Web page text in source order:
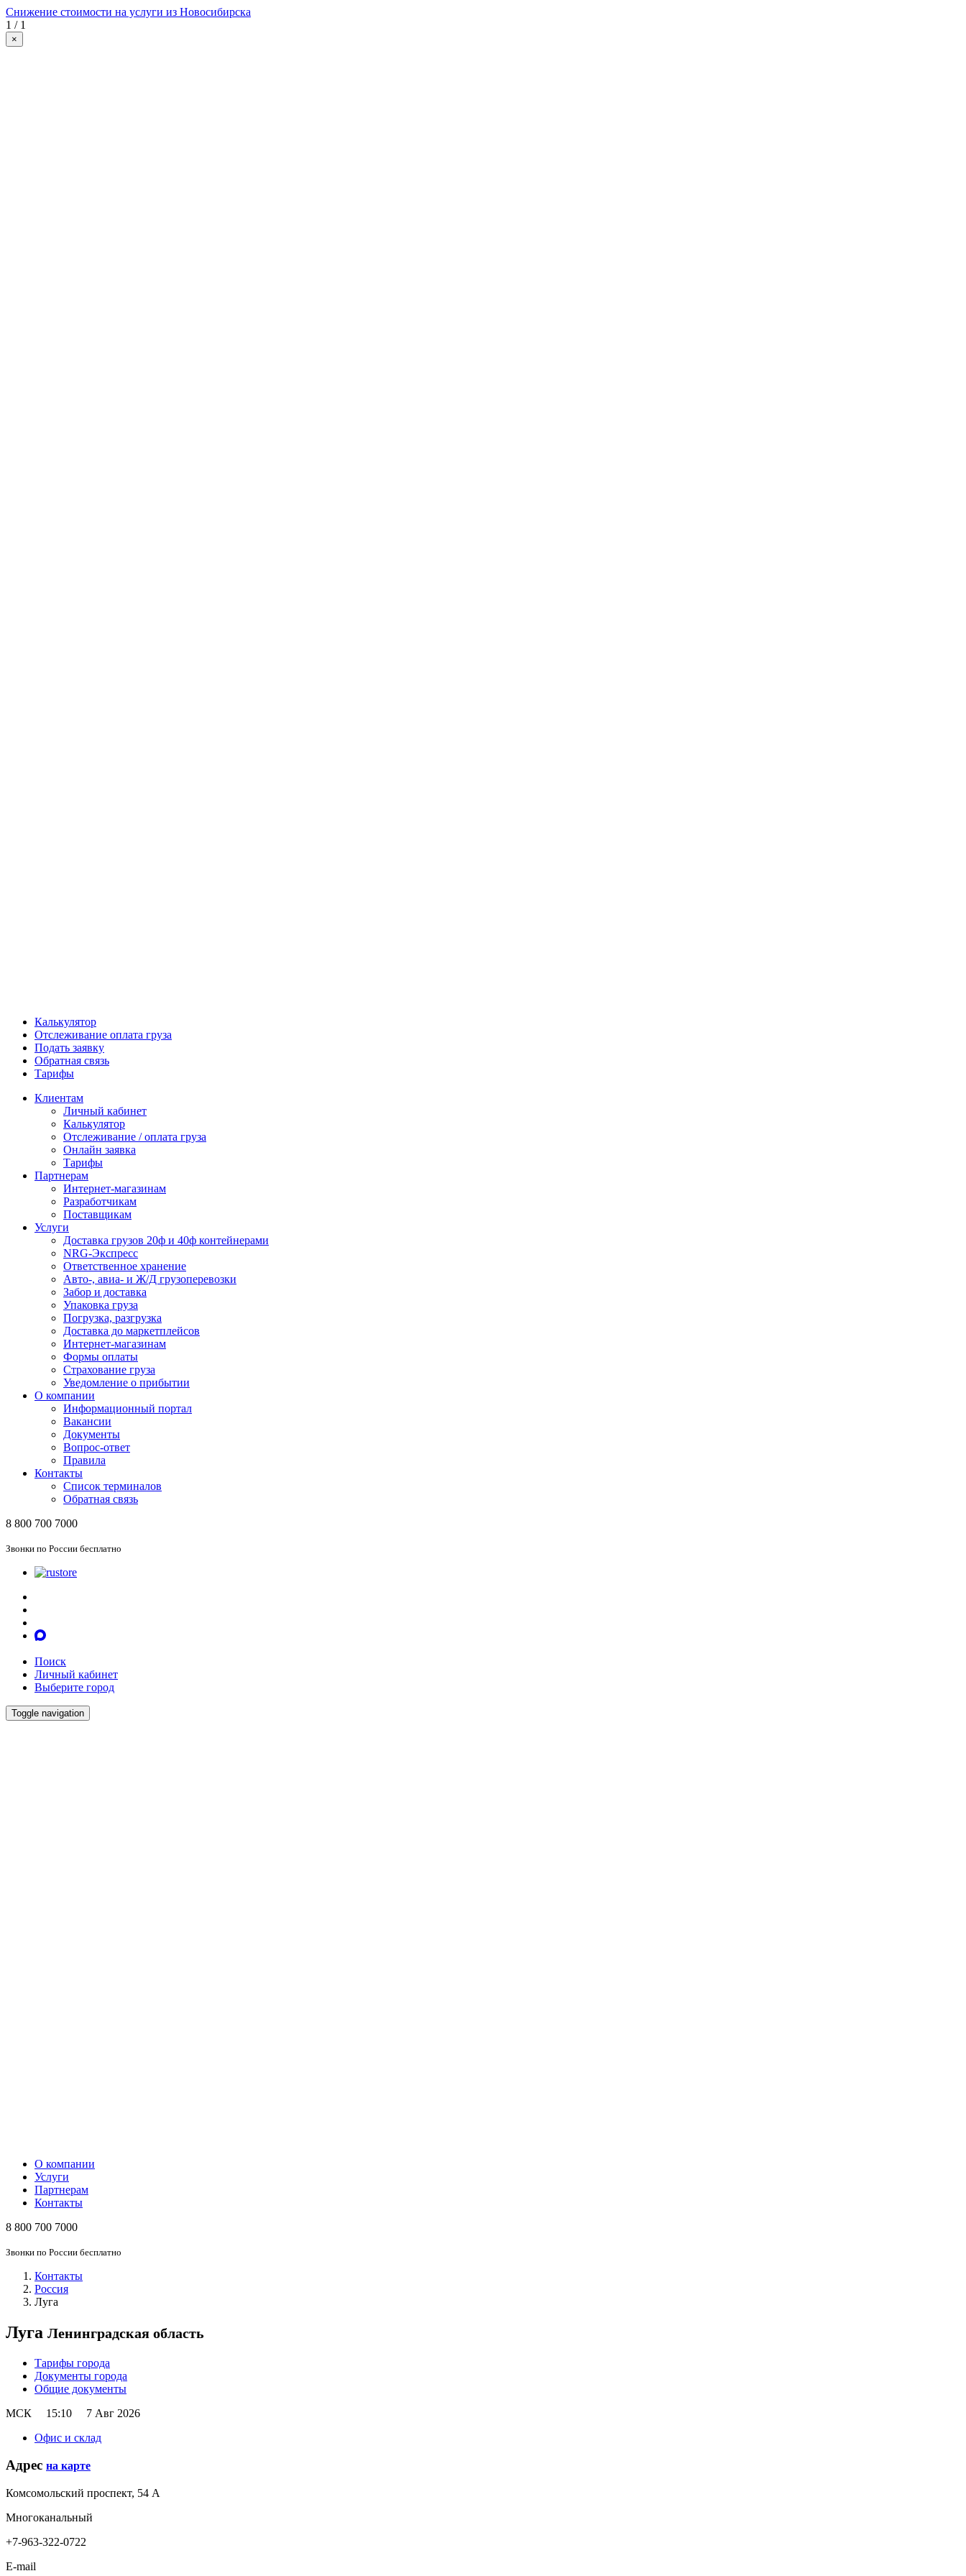
Снижение стоимости на услуги из Новосибирска
1 / 1
×
Калькулятор
Отслеживание оплата груза
Подать заявку
Обратная связь
Тарифы
Клиентам
Личный кабинет
Калькулятор
Отслеживание / оплата груза
Онлайн заявка
Тарифы
Партнерам
Интернет-магазинам
Разработчикам
Поставщикам
Услуги
Доставка грузов 20ф и 40ф контейнерами
NRG-Экспресс
Ответственное хранение
Авто-, авиа- и Ж/Д грузоперевозки
Забор и доставка
Упаковка груза
Погрузка, разгрузка
Доставка до маркетплейсов
Интернет-магазинам
Формы оплаты
Страхование груза
Уведомление о прибытии
О компании
Информационный портал
Вакансии
Документы
Вопрос-ответ
Правила
Контакты
Список терминалов
Обратная связь
8 800 700 7000
Звонки по России бесплатно
Поиск
Личный кабинет
Выберите город
Toggle navigation
О компании
Услуги
Партнерам
Контакты
8 800 700 7000
Звонки по России бесплатно
Контакты
Россия
Луга
Луга Ленинградская область
Тарифы города
Документы города
Общие документы
МСК
15:10
7 Авг 2026
Офис и склад
Адрес на карте
Комсомольский проспект, 54 А
Многоканальный
+7-963-322-0722
E-mail